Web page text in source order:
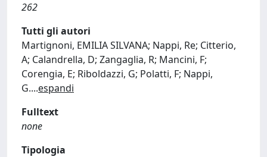
262
Tutti gli autori
Martignoni, EMILIA SILVANA; Nappi, Re; Citterio,
A; Calandrella, D; Zangaglia, R; Mancini, F;
Corengia, E; Riboldazzi, G; Polatti, F; Nappi,
G....espandi
Fulltext
none
Tipologia